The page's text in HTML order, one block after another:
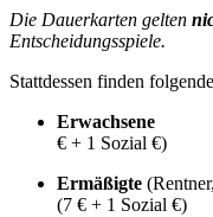
Die Dauerkarten gelten
Entscheidungsspiele.
Stattdessen finden
€ + 1 Sozial €)
Ermäßigte
(7 € + 1 Sozial €)